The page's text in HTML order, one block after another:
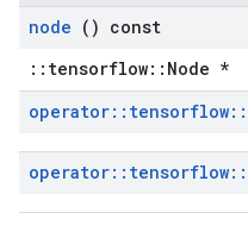
node () const
::tensorflow::Node *
operator:: tensorflow::
operator:: tensorflow::